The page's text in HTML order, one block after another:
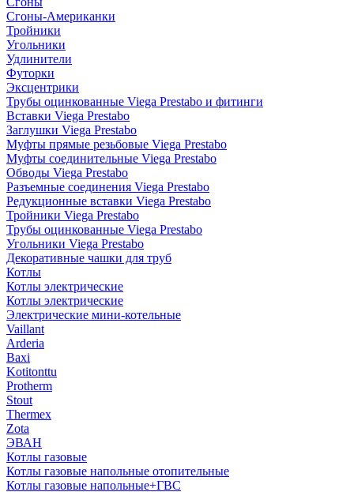
Сгоны-Американки
Тройники
Угольники
Удлинители
Футорки
Эксцентрики
Трубы оцинкованные Viega Prestabo и фитинги
Вставки Viega Prestabo
Заглушки Viega Prestabo
Муфты прямые резьбовые Viega Prestabo
Муфты соединительные Viega Prestabo
Обводы Viega Prestabo
Разъемные соединения Viega Prestabo
Редукционные вставки Viega Prestabo
Тройники Viega Prestabo
Трубы оцинкованные Viega Prestabo
Угольники Viega Prestabo
Декоративные чашки для труб
Котлы
Котлы электрические
Котлы электрические
Электрические мини-котельные
Vaillant
Arderia
Baxi
Kotitonttu
Protherm
Stout
Thermex
Zota
ЭВАН
Котлы газовые
Котлы газовые напольные отопительные
Котлы газовые напольные+ГВС